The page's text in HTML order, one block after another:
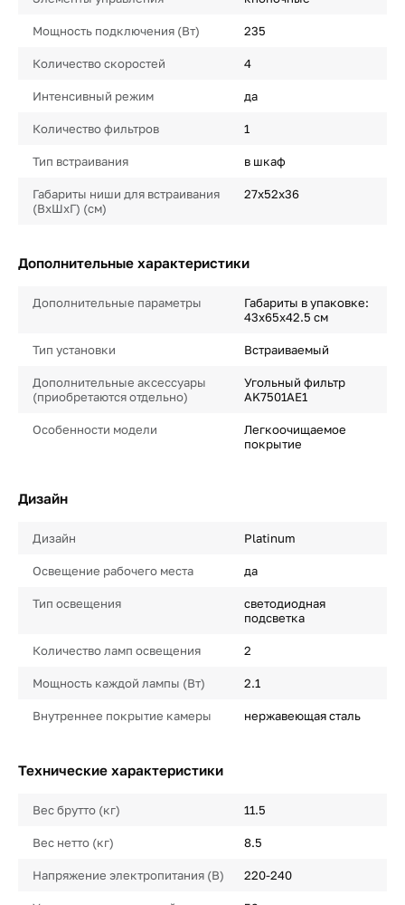
Мощность подключения (Вт) 235
Количество скоростей 4
Интенсивный режим да
Количество фильтров 1
Тип встраивания в шкаф
Габариты ниши для встраивания
(ВхШхГ) (см)
27х52х36
Дополнительные характеристики
Дополнительные параметры
Габариты в упаковке:
43х65х42.5 см
Тип установки Встраиваемый
Дополнительные аксессуары
(приобретаются отдельно)
Угольный фильтр
AK7501AE1
Особенности модели
Легкоочищаемое
покрытие
Дизайн
Дизайн Platinum
Освещение рабочего места да
Тип освещения
светодиодная
подсветка
Количество ламп освещения 2
Мощность каждой лампы (Вт) 2.1
Внутреннее покрытие камеры нержавеющая сталь
Технические характеристики
Вес брутто (кг) 11.5
Вес нетто (кг) 8.5
Напряжение электропитания (В) 220-240